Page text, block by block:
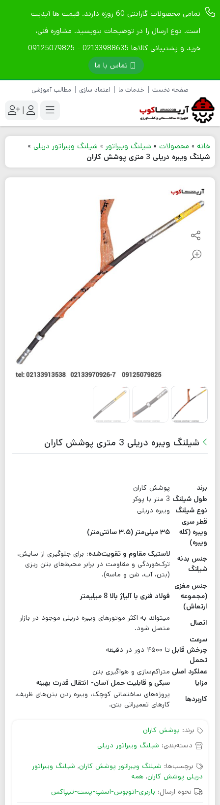
تمامی محصولات گارانتی 60 روزه دارند. قیمت ها آپدیت
است. نوع ارسال را در توضیحات بنویسید. مشاوره فنی،
خرید و پشتیبانی کالاها 02133988635 - 09125079825
تماس با ما
صفحه نخست خدمات ما اعتماد سازی مطالب آموزشی
|
خانه » محصولات » شیلنگ ویبراتور » شیلنگ ویبراتور دریلی »
شیلنگ ویبره دریلی 3 متری پوشش کاران
شیلنگ ویبره دریلی 3 متری پوشش کاران
برند
پوشش کاران
طول شیلنگ 3 متر با پوکر
نوع شیلنگ
ویبره دریلی
قطر سری
ویبره (کله
ویبره)
۳۵ میلی‌متر (۳.۵ سانتی‌متر)
جنس بدنه
شیلنگ
لاستیک مقاوم و تقویت‌شده: برای جلوگیری از سایش،
ترک‌خوردگی و مقاومت در برابر محیط‌های بتن ریزی
(بتن، آب، شن و ماسه).
جنس مغزی
(مجموعه
ارتعاش)
فولاد فنری با آلیاژ بالا 8 میلیمتر
اتصال
میتواند به اکثر موتورهای ویبره دریلی موجود در بازار
متصل شود.
سرعت
چرخش قابل
تحمل
تا ۴۵۰۰ دور در دقیقه
عملکرد اصلی متراکم‌سازی و هواگیری بتن
مزایا
سبکی و قابلیت حمل آسان- انتقال قدرت بهینه
کاربردها
پروژه‌های ساختمانی کوچک، ویبره زدن بتن‌های ظریف،
کارهای تعمیراتی بتن.
برند: پوشش کاران
دسته‌بندی: شیلنگ ویبراتور دریلی
برچسب‌ها: شیلنگ ویبراتور پوشش کاران, شیلنگ ویبراتور
دریلی پوشش کاران, همه
نحوه ارسال: باربری-اتوبوس-اسنپ-پست-تیپاکس